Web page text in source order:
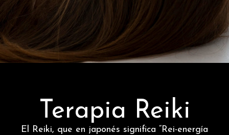
Terapia Reiki
El Reiki, que en japonés significa “Rei-energía